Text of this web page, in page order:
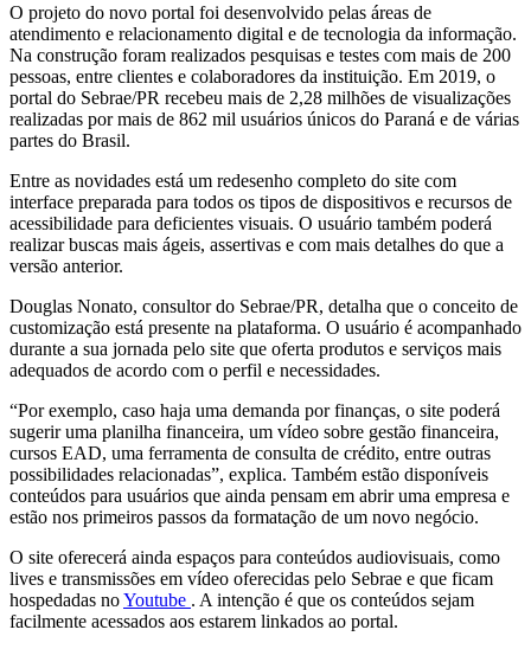
O projeto do novo portal foi desenvolvido pelas áreas de
atendimento e relacionamento digital e de tecnologia da informação.
Na construção foram realizados pesquisas e testes com mais de 200
pessoas, entre clientes e colaboradores da instituição. Em 2019, o
portal do Sebrae/PR recebeu mais de 2,28 milhões de visualizações
realizadas por mais de 862 mil usuários únicos do Paraná e de várias
partes do Brasil.
Entre as novidades está um redesenho completo do site com
interface preparada para todos os tipos de dispositivos e recursos de
acessibilidade para deficientes visuais. O usuário também poderá
realizar buscas mais ágeis, assertivas e com mais detalhes do que a
versão anterior.
Douglas Nonato, consultor do Sebrae/PR, detalha que o conceito de
customização está presente na plataforma. O usuário é acompanhado
durante a sua jornada pelo site que oferta produtos e serviços mais
adequados de acordo com o perfil e necessidades.
“Por exemplo, caso haja uma demanda por finanças, o site poderá
sugerir uma planilha financeira, um vídeo sobre gestão financeira,
cursos EAD, uma ferramenta de consulta de crédito, entre outras
possibilidades relacionadas”, explica. Também estão disponíveis
conteúdos para usuários que ainda pensam em abrir uma empresa e
estão nos primeiros passos da formatação de um novo negócio.
O site oferecerá ainda espaços para conteúdos audiovisuais, como
lives e transmissões em vídeo oferecidas pelo Sebrae e que ficam
hospedadas noYoutube . A intenção é que os conteúdos sejam
facilmente acessados aos estarem linkados ao portal.